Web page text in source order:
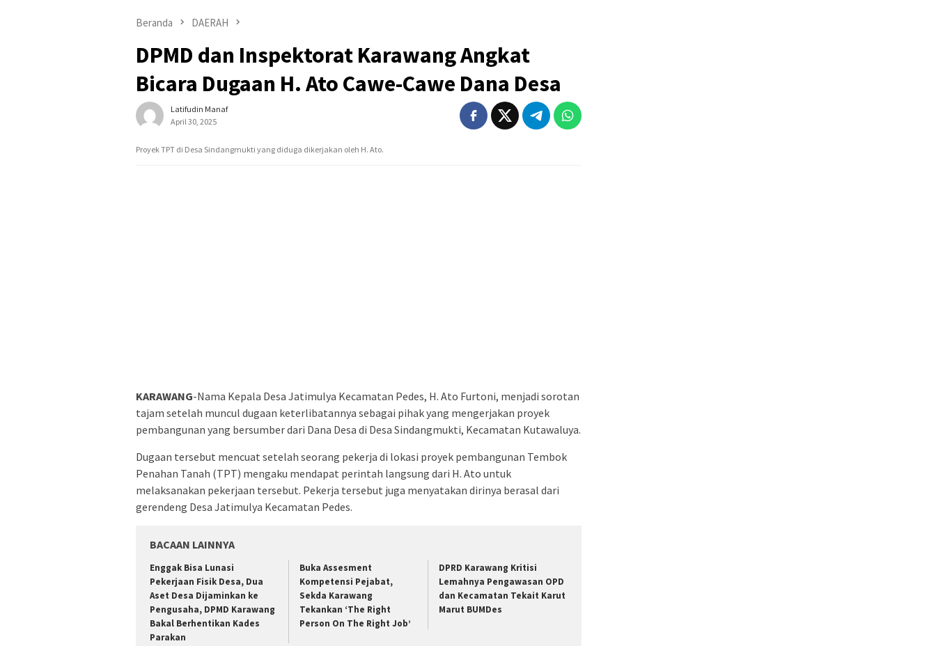
Beranda DAERAH
DPMD dan Inspektorat Karawang Angkat
Bicara Dugaan H. Ato Cawe-Cawe Dana Desa
Latifudin Manaf
April 30, 2025
Proyek TPT di Desa Sindangmukti yang diduga dikerjakan oleh H. Ato.
KARAWANG-Nama Kepala Desa Jatimulya Kecamatan Pedes, H. Ato Furtoni, menjadi sorotan
tajam setelah muncul dugaan keterlibatannya sebagai pihak yang mengerjakan proyek
pembangunan yang bersumber dari Dana Desa di Desa Sindangmukti, Kecamatan Kutawaluya.
Dugaan tersebut mencuat setelah seorang pekerja di lokasi proyek pembangunan Tembok
Penahan Tanah (TPT) mengaku mendapat perintah langsung dari H. Ato untuk
melaksanakan pekerjaan tersebut. Pekerja tersebut juga menyatakan dirinya berasal dari
gerendeng Desa Jatimulya Kecamatan Pedes.
BACAAN LAINNYA
Enggak Bisa Lunasi
Pekerjaan Fisik Desa, Dua
Aset Desa Dijaminkan ke
Pengusaha, DPMD Karawang
Bakal Berhentikan Kades
Parakan
Buka Assesment
Kompetensi Pejabat,
Sekda Karawang
Tekankan ‘The Right
Person On The Right Job’
DPRD Karawang Kritisi
Lemahnya Pengawasan OPD
dan Kecamatan Tekait Karut
Marut BUMDes